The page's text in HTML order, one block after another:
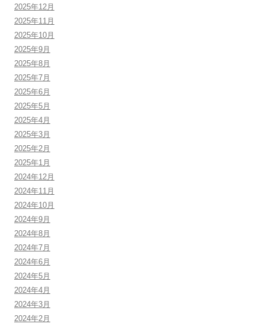
2025年12月
2025年11月
2025年10月
2025年9月
2025年8月
2025年7月
2025年6月
2025年5月
2025年4月
2025年3月
2025年2月
2025年1月
2024年12月
2024年11月
2024年10月
2024年9月
2024年8月
2024年7月
2024年6月
2024年5月
2024年4月
2024年3月
2024年2月